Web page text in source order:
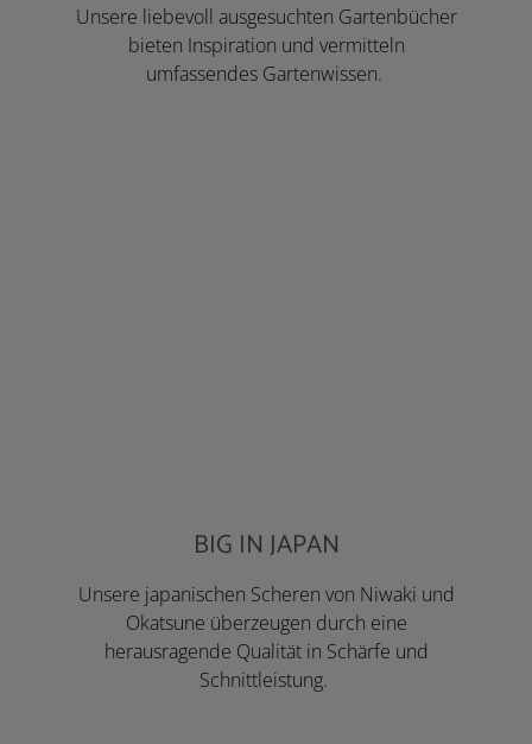
Unsere liebevoll ausgesuchten Gartenbücher
bieten Inspiration und vermitteln
umfassendes Gartenwissen.
BIG IN JAPAN
Unsere japanischen Scheren von Niwaki und
Okatsune überzeugen durch eine
herausragende Qualität in Schärfe und
Schnittleistung.